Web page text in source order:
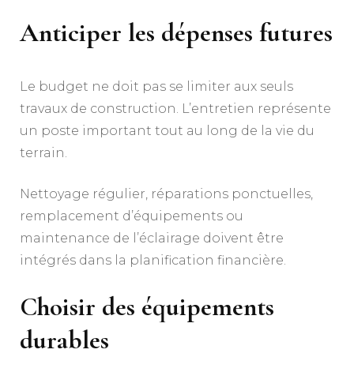
Anticiper les dépenses futures
Le budget ne doit pas se limiter aux seuls
travaux de construction. L’entretien représente
un poste important tout au long de la vie du
terrain.
Nettoyage régulier, réparations ponctuelles,
remplacement d’équipements ou
maintenance de l’éclairage doivent être
intégrés dans la planification financière.
Choisir des équipements
durables